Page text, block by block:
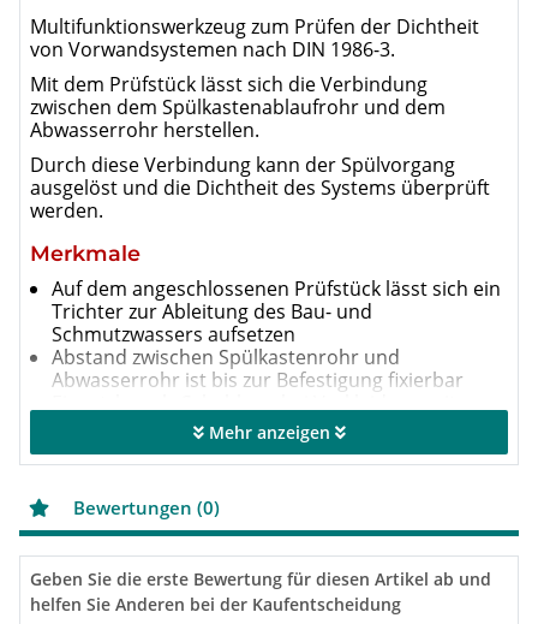
Multifunktionswerkzeug zum Prüfen der Dichtheit
von Vorwandsystemen nach DIN 1986-3.
Mit dem Prüfstück lässt sich die Verbindung
zwischen dem Spülkastenablaufrohr und dem
Abwasserrohr herstellen.
Durch diese Verbindung kann der Spülvorgang
ausgelöst und die Dichtheit des Systems überprüft
werden.
Merkmale
Auf dem angeschlossenen Prüfstück lässt sich ein
Trichter zur Ableitung des Bau- und
Schmutzwassers aufsetzen
Abstand zwischen Spülkastenrohr und
Abwasserrohr ist bis zur Befestigung fixierbar
Gipskartonwänden
Einzeln im stabilen Karton verpackt, inklusiv
Montageanleitung
Mehr anzeigen
Bewertungen (0)
Geben Sie die erste Bewertung für diesen Artikel ab und
helfen Sie Anderen bei der Kaufentscheidung